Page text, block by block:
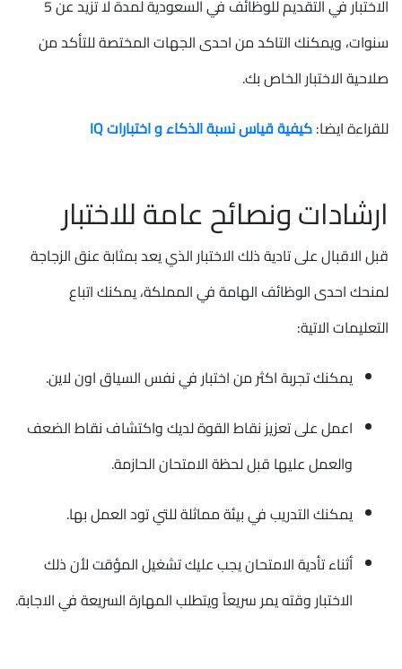
الاختبار في التقديم للوظائف في السعودية لمدة لا تزيد عن 5
سنوات، ويمكنك التاكد من احدى الجهات المختصة للتأكد من
صلاحية الاختبار الخاص بك.
للقراءة ايضا:كيفية قياس نسبة الذكاء و اختبارات IQ
ارشادات ونصائح عامة للاختبار
قبل الاقبال على تادية ذلك الاختبار الذي يعد بمثابة عنق الزجاجة
لمنحك احدى الوظائف الهامة في المملكة، يمكنك اتباع
التعليمات الاتية:
يمكنك تجربة اكثر من اختبار في نفس السياق اون لاين.
اعمل على تعزيز نقاط القوة لديك واكتشاف نقاط الضعف
والعمل عليها قبل لحظة الامتحان الحازمة.
يمكنك التدريب في بيئة مماثلة للتي تود العمل بها.
أثناء تأدية الامتحان يجب عليك تشغيل المؤقت لأن ذلك
الاختبار وقته يمر سريعاً ويتطلب المهارة السريعة في الاجابة.